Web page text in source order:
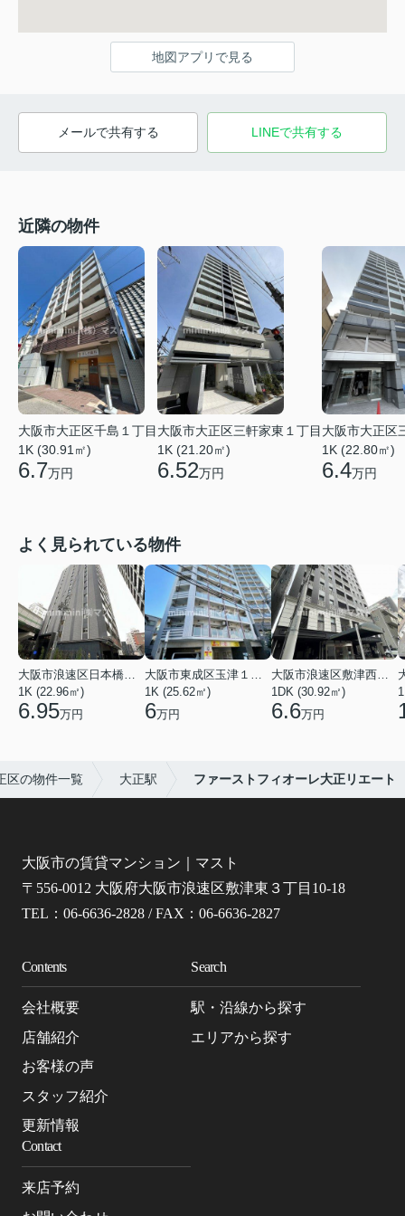
地図アプリで見る
メールで共有する LINEで共有する
近隣の物件
大阪市大正区千島１丁目
1K (30.91㎡)
6.7万円
大阪市大正区三軒家東１丁目
1K (21.20㎡)
6.52万円
大阪市大正区
1K (22.80㎡)
6.4万円
よく見られている物件
大阪市浪速区日本橋東３丁目
1K (22.96㎡)
6.95万円
大阪市東成区玉津１丁目
1K (25.62㎡)
6万円
大阪市浪速区敷津西１丁目
1DK (30.92㎡)
6.6万円
区の物件一覧 大正駅 ファーストフィオーレ大正リエート
大阪市の賃貸マンション｜マスト
〒556-0012 大阪府大阪市浪速区敷津東３丁目10-18
TEL：06-6636-2828 / FAX：06-6636-2827
Contents
会社概要
店舗紹介
お客様の声
スタッフ紹介
更新情報
Search
駅・沿線から探す
エリアから探す
Contact
来店予約